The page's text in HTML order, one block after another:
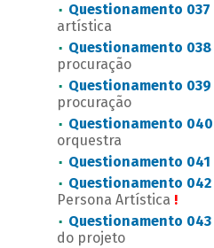
Questionamento 037
artística
Questionamento 038
procuração
Questionamento 039
procuração
Questionamento 040
orquestra
Questionamento 041
Questionamento 042
Persona Artística !
Questionamento 043
do projeto